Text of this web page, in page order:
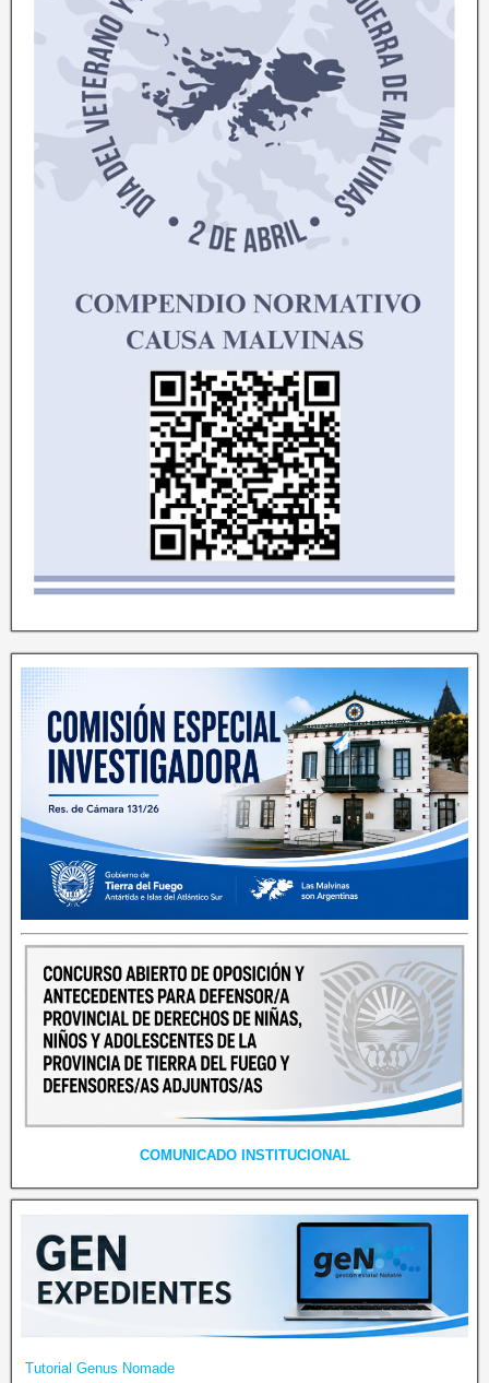
COMUNICADO INSTITUCIONAL
Tutorial Genus Nomade